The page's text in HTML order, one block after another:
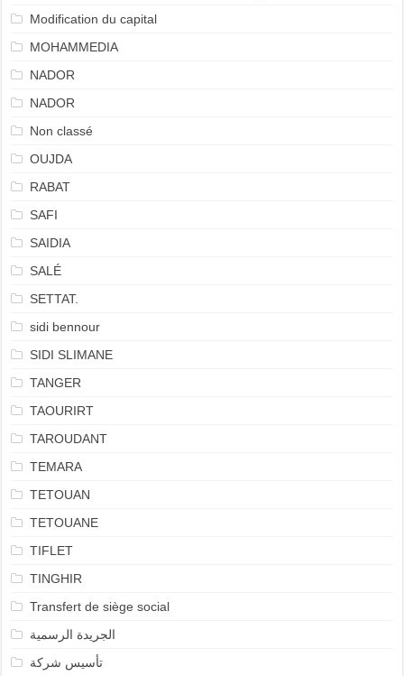
Modification du capital
MOHAMMEDIA
NADOR
NADOR
Non classé
OUJDA
RABAT
SAFI
SAIDIA
SALÉ
SETTAT.
sidi bennour
SIDI SLIMANE
TANGER
TAOURIRT
TAROUDANT
TEMARA
TETOUAN
TETOUANE
TIFLET
TINGHIR
Transfert de siège social
الجريدة الرسمية
تأسيس شركة